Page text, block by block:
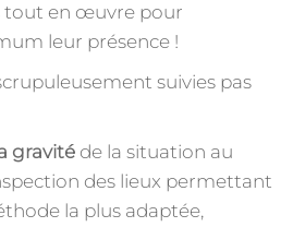
tout en œuvre pour
leur présence !
suivies pas
gravité de la situation au
des lieux permettant
la plus adaptée,